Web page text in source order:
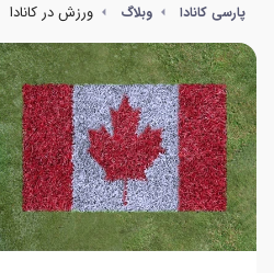
پارسی کانادا وبلاگ ورزش در کانادا